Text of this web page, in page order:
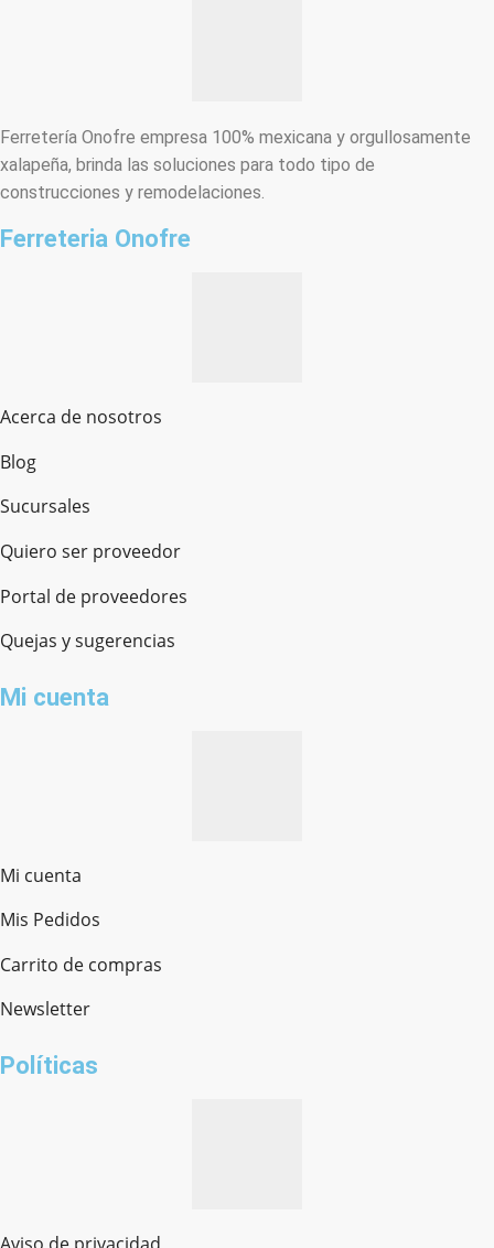
Ferretería Onofre empresa 100% mexicana y orgullosamente
xalapeña, brinda las soluciones para todo tipo de
construcciones y remodelaciones.
Ferreteria Onofre
Acerca de nosotros
Blog
Sucursales
Quiero ser proveedor
Portal de proveedores
Quejas y sugerencias
Mi cuenta
Mi cuenta
Mis Pedidos
Carrito de compras
Newsletter
Políticas